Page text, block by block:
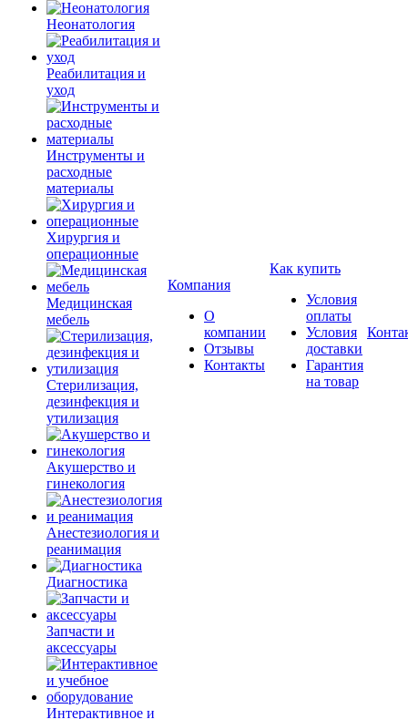
Неонатология
Реабилитация и
уход
Инструменты и
расходные
материалы
Хирургия и
операционные
Медицинская
мебель
Стерилизация,
дезинфекция и
утилизация
Акушерство и
гинекология
Анестезиология и
реанимация
Диагностика
Запчасти и
аксессуары
Интерактивное и
Компания
О
компании
Отзывы
Контакты
Как купить
Условия
оплаты
Условия
доставки
Гарантия
на товар